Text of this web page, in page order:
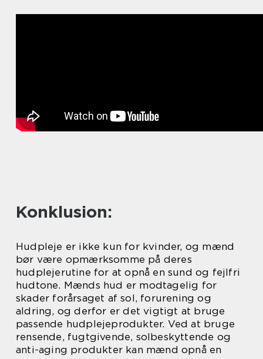
Konklusion:
Hudpleje er ikke kun for kvinder, og mænd
bør være opmærksomme på deres
hudplejerutine for at opnå en sund og fejlfri
hudtone. Mænds hud er modtagelig for
skader forårsaget af sol, forurening og
aldring, og derfor er det vigtigt at bruge
passende hudplejeprodukter. Ved at bruge
rensende, fugtgivende, solbeskyttende og
anti-aging produkter kan mænd opnå en